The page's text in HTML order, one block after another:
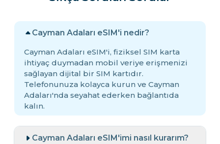
Cayman Adaları eSIM'i nedir?
Cayman Adaları eSIM'i, fiziksel SIM karta
ihtiyaç duymadan mobil veriye erişmenizi
sağlayan dijital bir SIM kartıdır.
Telefonunuza kolayca kurun ve Cayman
Adaları'nda seyahat ederken bağlantıda
kalın.
Cayman Adaları eSIM'imi nasıl kurarım?